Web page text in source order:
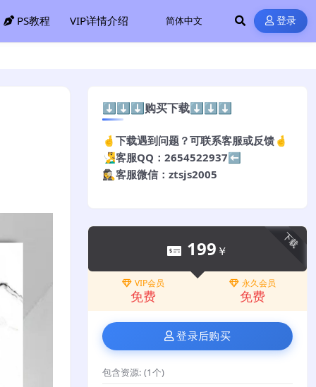
PS教程 VIP详情介绍 登录
⬇️⬇️⬇️购买下载⬇️⬇️⬇️
🤞下载遇到问题？可联系客服或反馈🤞
🧏‍♂️客服QQ：2654522937⬅️
🕵️‍♀️客服微信：ztsjs2005
下载
199 ￥
VIP会员
免费
永久会员
免费
登录后购买
包含资源: (1个)